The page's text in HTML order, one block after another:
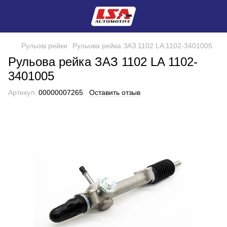
Рульові рейки Рульова рейка ЗАЗ 1102 LA 1102-3401005
Рульова рейка ЗАЗ 1102 LA 1102-
3401005
Артикул: 00000007265 Оставить отзыв